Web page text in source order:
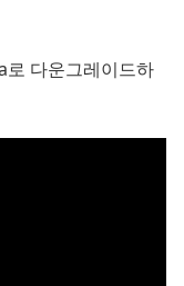
다운그레이드하